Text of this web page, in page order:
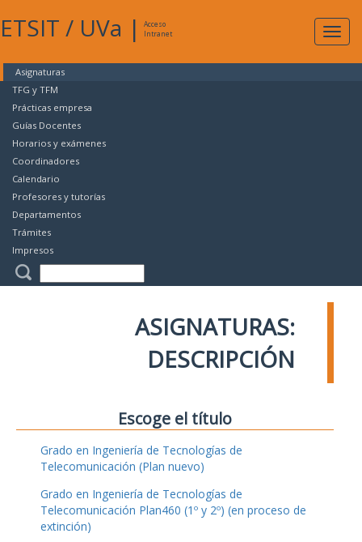
ETSIT / UVa |
Acceso
Intranet
Asignaturas
TFG y TFM
Prácticas empresa
Guías Docentes
Horarios y exámenes
Coordinadores
Calendario
Profesores y tutorías
Departamentos
Trámites
Impresos
ASIGNATURAS:
DESCRIPCIÓN
Escoge el título
Grado en Ingeniería de Tecnologías de
Telecomunicación (Plan nuevo)
Grado en Ingeniería de Tecnologías de
Telecomunicación Plan460 (1º y 2º) (en proceso de
extinción)